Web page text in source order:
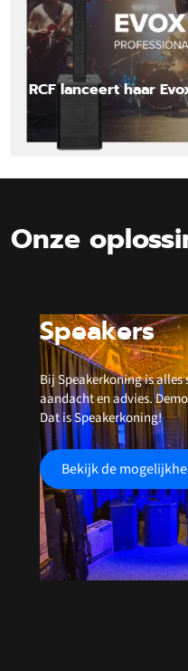
RCF lanceert haar
Lees
Onze
Speakers
Bij Speakerkoning is
aandacht en advies.
Dat is Speakerkoning!
Bekijk de